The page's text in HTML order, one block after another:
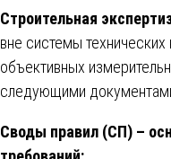
Строительная
вне системы
объективных
следующими
Своды правил (СП) –